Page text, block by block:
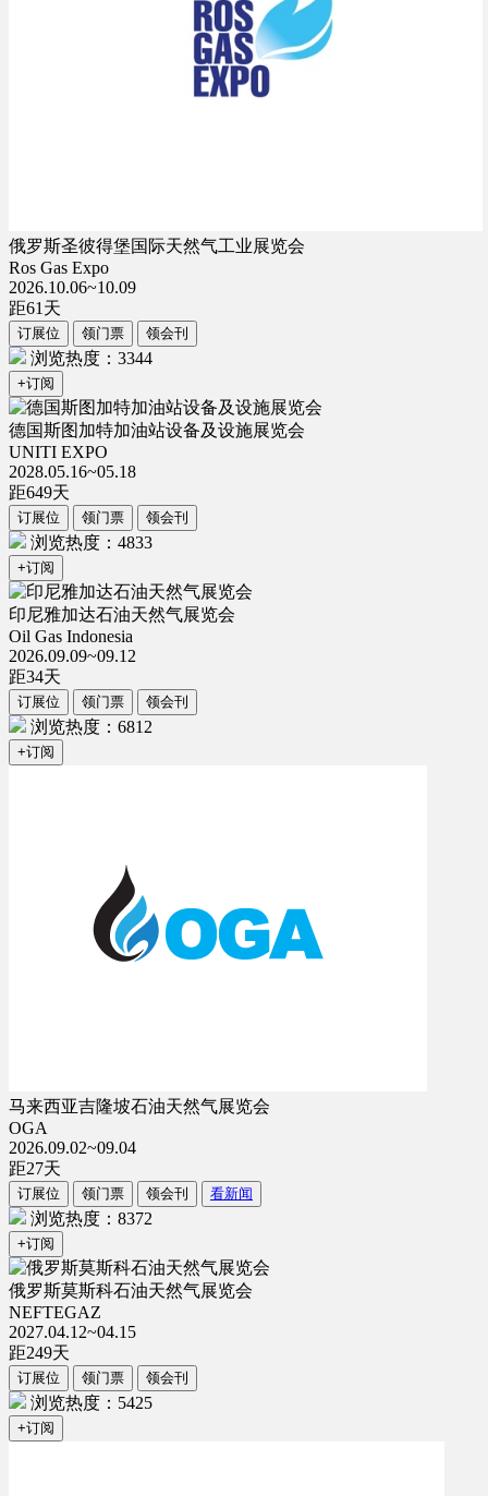
俄罗斯圣彼得堡国际天然气工业展览会
Ros Gas Expo
2026.10.06~10.09
距61 天
订展位 领门票 领会刊
浏览热度：3344
+订阅
德国斯图加特加油站设备及设施展览会
UNITI EXPO
2028.05.16~05.18
距649天
订展位 领门票 领会刊
浏览热度：4833
+订阅
印尼雅加达石油天然气展览会
Oil Gas Indonesia
2026.09.09~09.12
距34天
订展位 领门票 领会刊
浏览热度：6812
+订阅
马来西亚吉隆坡石油天然气展览会
OGA
2026.09.02~09.04
距27天
订展位 领门票 领会刊 看新闻
浏览热度：8372
+订阅
俄罗斯莫斯科石油天然气展览会
NEFTEGAZ
2027.04.12~04.15
距249天
订展位 领门票 领会刊
浏览热度：5425
+订阅